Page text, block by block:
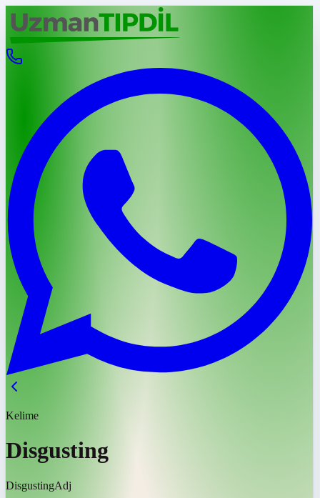
Kelime
Disgusting
DisgustingAdj